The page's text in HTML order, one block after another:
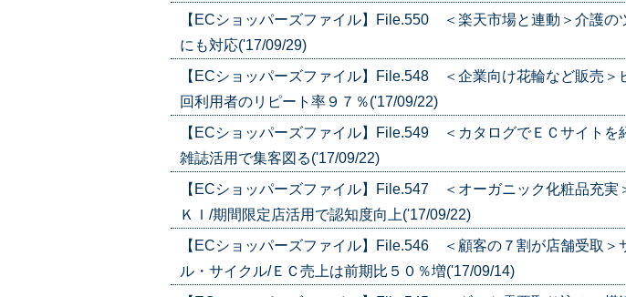
【ECショッパーズファイル】File.550 ＜楽天市場と連動＞介護の
にも対応('17/09/29)
【ECショッパーズファイル】File.548 ＜企業向け花輪など販売＞
回利用者のリピート率９７％('17/09/22)
【ECショッパーズファイル】File.549 ＜カタログでＥＣサイトを
雑誌活用で集客図る('17/09/22)
【ECショッパーズファイル】File.547 ＜オーガニック化粧品充
ＫＩ/期間限定店活用で認知度向上('17/09/22)
【ECショッパーズファイル】File.546 ＜顧客の７割が店舗受取＞
ル・サイクル/ＥＣ売上は前期比５０％増('17/09/14)